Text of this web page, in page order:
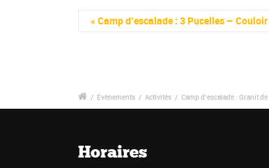
Navigation
Évènement
« Camp d’escalade : 3 Pucelles – Couloir
/ Évènements / Activités / Camp d’escalade : Granit
Horaires